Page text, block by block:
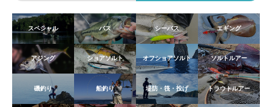
スペシャル バス シーバス エギング
アジング ショアソルト オフショアソルト ソルトルアー
磯釣り 船釣り 堤防・筏・投げ トラウトルアー